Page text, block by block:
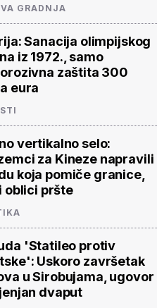
GRADNJA
Sanacija olimpijskog
iz 1972., samo
zaštita 300
eura
vertikalno selo:
za Kineze napravili
koja pomiče granice,
oblici pršte
'Statileo protiv
Uskoro završetak
u Sirobujama, ugovor
dvaput